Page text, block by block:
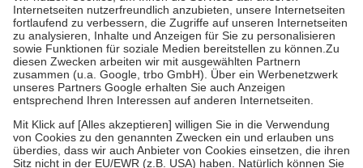
Kosten der Leistung zu entrichten.
Diese Regeln gelten grundsätzlich auch für Online-Apotheken.
Bei Heilmitteln und häuslicher Krankenpflege beträgt die
Zuzahlung zehn Prozent der Kosten sowie zehn Euro je
Verordnung.
Um das Engagement der Versicherten für ihre eigene Gesundheit zu
stärken und die besondere Stellung der Familie zu unterstützen,
fallenkeine Zuzahlungenan bei:
• Kindern und Jugendlichen bis zum vollendeten 18. Lebensjahr
mit Ausnahme der Fahrkosten